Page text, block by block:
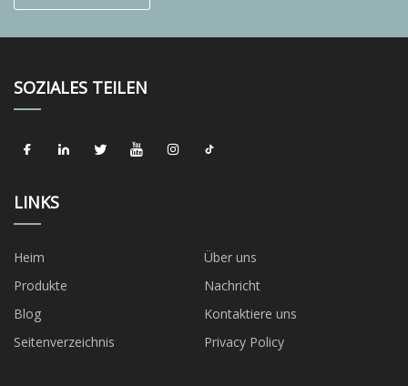
SOZIALES TEILEN
LINKS
Heim
Über uns
Produkte
Nachricht
Blog
Kontaktiere uns
Seitenverzeichnis
Privacy Policy